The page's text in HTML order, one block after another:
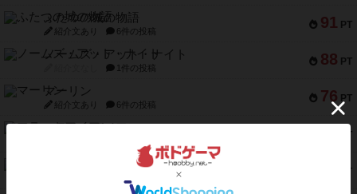
91 PT
ふたつの城の物語
紹介文あり 6件の投稿
88 PT
ノームズ・アット・ナイト
1件の投稿
76 PT
マーリン
紹介文あり 6件の投稿
PT
フラットアイアン
PT
トランスオリエント・エクスプレス